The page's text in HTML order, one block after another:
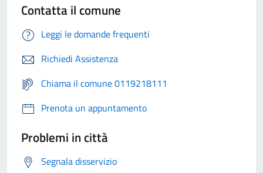
Contatta il comune
Leggi le domande frequenti
Richiedi Assistenza
Chiama il comune 0119218111
Prenota un appuntamento
Problemi in città
Segnala disservizio